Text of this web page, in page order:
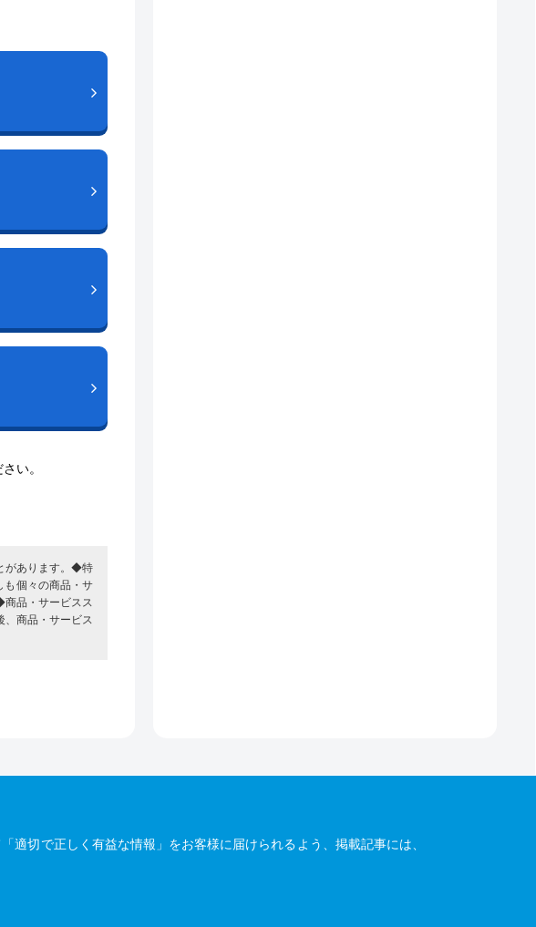
い。
があります。◆特
も個々の商品・サ
商品・サービスス
、商品・サービス
切で正しく有益な情報」をお客様に届けられるよう、掲載記事には、